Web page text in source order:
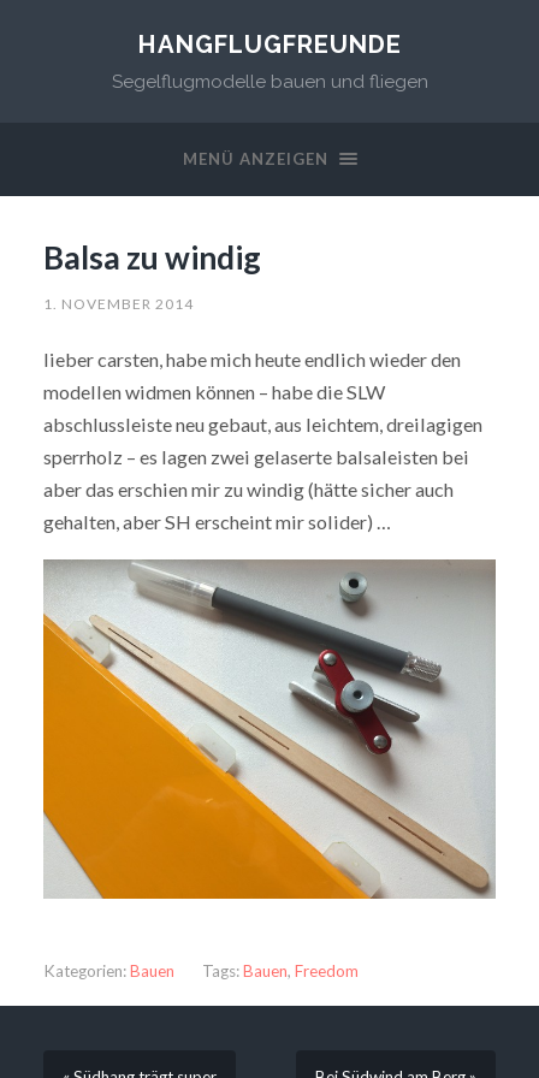
HANGFLUGFREUNDE
Segelflugmodelle bauen und fliegen
MENÜ ANZEIGEN
Balsa zu windig
1. NOVEMBER 2014
lieber carsten, habe mich heute endlich wieder den
modellen widmen können – habe die SLW
abschlussleiste neu gebaut, aus leichtem, dreilagigen
sperrholz – es lagen zwei gelaserte balsaleisten bei
aber das erschien mir zu windig (hätte sicher auch
gehalten, aber SH erscheint mir solider) …
Kategorien:Bauen Tags:Bauen, Freedom